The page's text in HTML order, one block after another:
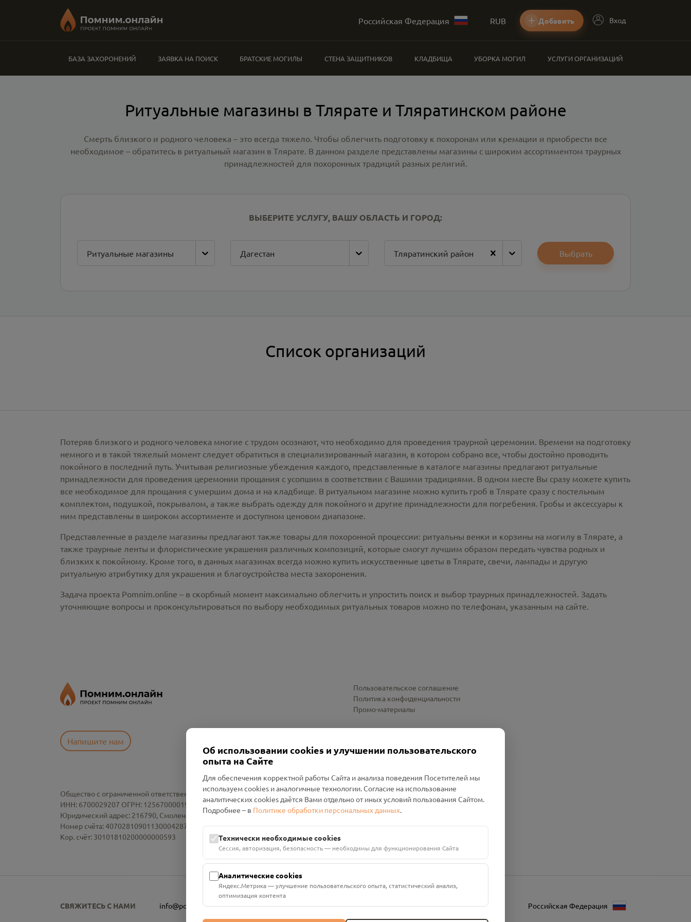
Российская Федерация RUB Добавить Вход
БАЗА ЗАХОРОНЕНИЙ ЗАЯВКА НА ПОИСК БРАТСКИЕ МОГИЛЫ СТЕНА ЗАЩИТНИКОВ КЛАДБИЩА УБОРКА МОГИЛ УСЛУГИ ОРГАНИЗАЦИЙ
Ритуальные магазины в Тлярате и Тляратинском районе
Смерть близкого и родного человека – это всегда тяжело. Чтобы облегчить подготовку к похоронам или кремации и приобрести все
необходимое – обратитесь в ритуальный магазин в Тлярате. В данном разделе представлены магазины с широким ассортиментом траурных
принадлежностей для похоронных традиций разных религий.
ВЫБЕРИТЕ УСЛУГУ, ВАШУ ОБЛАСТЬ И ГОРОД:
Ритуальные магазины Дагестан Тляратинский район Выбрать
Список организаций
Потеряв близкого и родного человека многие с трудом осознают, что необходимо для проведения траурной церемонии. Времени на подготовку
немного и в такой тяжелый момент следует обратиться в специализированный магазин, в котором собрано все, чтобы достойно проводить
покойного в последний путь. Учитывая религиозные убеждения каждого, представленные в каталоге магазины предлагают ритуальные
принадлежности для проведения церемонии прощания с усопшим в соответствии с Вашими традициями. В одном месте Вы сразу можете купить
все необходимое для прощания с умершим дома и на кладбище. В ритуальном магазине можно купить гроб в Тлярате сразу с постельным
комплектом, подушкой, покрывалом, а также выбрать одежду для покойного и другие принадлежности для погребения. Гробы и аксессуары к
ним представлены в широком ассортименте и доступном ценовом диапазоне.
Представленные в разделе магазины предлагают также товары для похоронной процессии: ритуальны венки и корзины на могилу в Тлярате, а
также траурные ленты и флористические украшения различных композиций, которые смогут лучшим образом передать чувства родных и
близких к покойному. Кроме того, в данных магазинах всегда можно купить искусственные цветы в Тлярате, свечи, лампады и другую
ритуальную атрибутику для украшения и благоустройства места захоронения.
Задача проекта Pomnim.online – в скорбный момент максимально облегчить и упростить поиск и выбор траурных принадлежностей. Задать
уточняющие вопросы и проконсультироваться по выбору необходимых ритуальных товаров можно по телефонам, указанным на сайте.
Напишите нам
Пользовательское соглашение
Политика конфиденциальности
Промо-материалы
Общество с ограниченной ответственностью «Смоленский Проект Помним»
ИНН: 6700029207 ОГРН: 1256700001986
Юридический адрес: 216790, Смоленская область, р-н Руднянский, г. Рудня, улица Западная, д. 26А, пом. 18
Номер счёта: 40702810901130004287 в АО "АЛЬФА-БАНК"
Кор. счёт: 30101810200000000593
СВЯЖИТЕСЬ С НАМИ info@pomnim.online Российская Федерация
Об использовании cookies и улучшении пользовательского
опыта на Сайте
Для обеспечения корректной работы Сайта и анализа поведения Посетителей мы
используем cookies и аналогичные технологии. Согласие на использование
аналитических cookies даётся Вами отдельно от иных условий пользования Сайтом.
Подробнее – в Политике обработки персональных данных.
Технически необходимые cookies
Сессия, авторизация, безопасность — необходимы для функционирования Сайта
Аналитические cookies
Яндекс.Метрика — улучшение пользовательского опыта, статистический анализ,
оптимизация контента